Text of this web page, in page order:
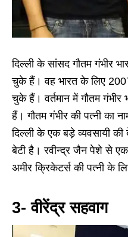
दिल्ली के सांसद गौतम गंभीर
चुके हैं। वह भारत के लिए
चुके हैं। वर्तमान में गौतम
हैं। गौतम गंभीर की पत्नी का
दिल्ली के एक बड़े व्यवसायी की
बेटी है। रवीन्द्र जैन पेशे से एक
अमीर क्रिकेटर्स की पत्नी के
3- वीरेंद्र सहवाग